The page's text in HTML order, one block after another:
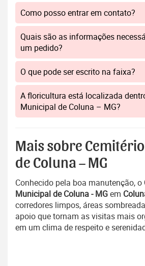
Como posso entrar em contato?
Quais são as informações
um pedido?
O que pode ser escrito na faixa?
A floricultura está localizada
Municipal de Coluna – MG?
Mais sobre
de Coluna – MG
Conhecido pela boa manutenção, o
Municipal de Coluna - MGem
corredores limpos, áreas
apoio que tornam as visitas mais
em um clima de respeito e